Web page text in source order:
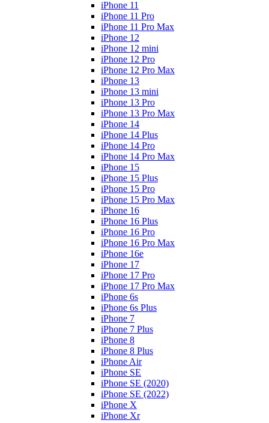
iPhone 11
iPhone 11 Pro
iPhone 11 Pro Max
iPhone 12
iPhone 12 mini
iPhone 12 Pro
iPhone 12 Pro Max
iPhone 13
iPhone 13 mini
iPhone 13 Pro
iPhone 13 Pro Max
iPhone 14
iPhone 14 Plus
iPhone 14 Pro
iPhone 14 Pro Max
iPhone 15
iPhone 15 Plus
iPhone 15 Pro
iPhone 15 Pro Max
iPhone 16
iPhone 16 Plus
iPhone 16 Pro
iPhone 16 Pro Max
iPhone 16e
iPhone 17
iPhone 17 Pro
iPhone 17 Pro Max
iPhone 6s
iPhone 6s Plus
iPhone 7
iPhone 7 Plus
iPhone 8
iPhone 8 Plus
iPhone Air
iPhone SE
iPhone SE (2020)
iPhone SE (2022)
iPhone X
iPhone Xr